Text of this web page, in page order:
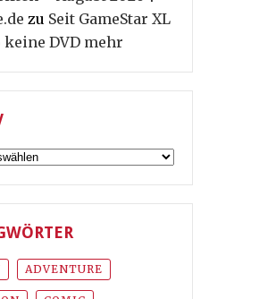
zu Seit GameStar XL
keine DVD mehr
ADVENTURE